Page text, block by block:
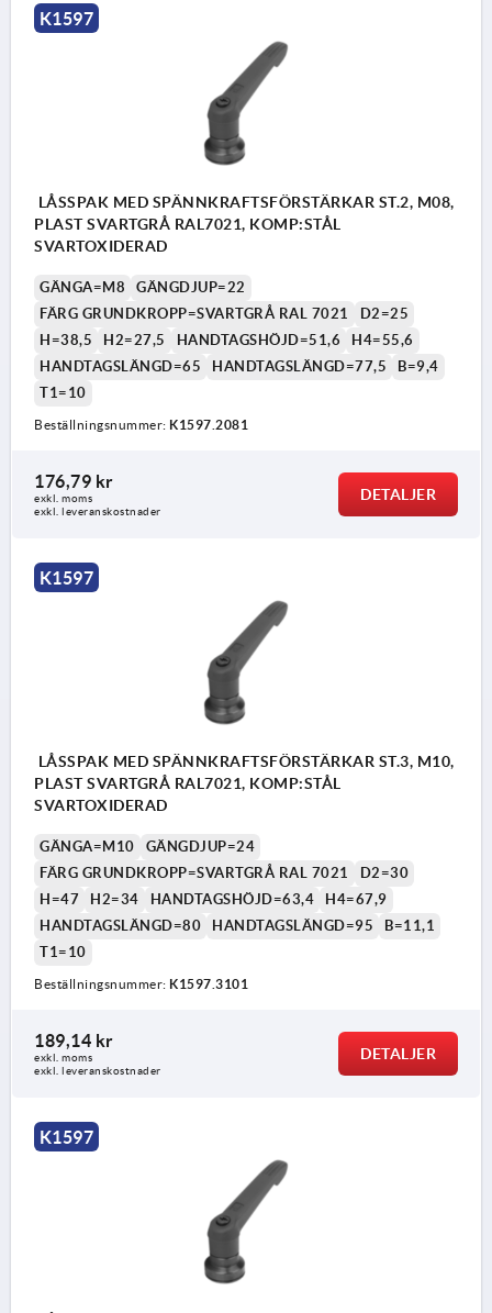
K1597
LÅSSPAK MED SPÄNNKRAFTSFÖRSTÄRKAR ST.2, M08,
PLAST SVARTGRÅ RAL7021, KOMP:STÅL
SVARTOXIDERAD
GÄNGA=M8
GÄNGDJUP=22
FÄRG GRUNDKROPP=SVARTGRÅ RAL 7021
D2=25
H=38,5
H2=27,5 HANDTAGSHÖJD=51,6
H4=55,6
HANDTAGSLÄNGD=65
HANDTAGSLÄNGD=77,5
B=9,4
T1=10
Beställningsnummer: K1597.2081
176,79 kr
exkl. moms
exkl. leveranskostnader
DETALJER
K1597
LÅSSPAK MED SPÄNNKRAFTSFÖRSTÄRKAR ST.3, M10,
PLAST SVARTGRÅ RAL7021, KOMP:STÅL
SVARTOXIDERAD
GÄNGA=M10
GÄNGDJUP=24
FÄRG GRUNDKROPP=SVARTGRÅ RAL 7021
D2=30
H=47
H2=34 HANDTAGSHÖJD=63,4
H4=67,9
HANDTAGSLÄNGD=80
HANDTAGSLÄNGD=95
B=11,1
T1=10
Beställningsnummer: K1597.3101
189,14 kr
exkl. moms
exkl. leveranskostnader
DETALJER
K1597